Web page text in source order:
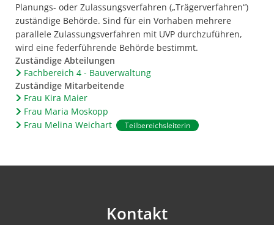
Planungs- oder Zulassungsverfahren („Trägerverfahren“)
zuständige Behörde. Sind für ein Vorhaben mehrere
parallele Zulassungsverfahren mit UVP durchzuführen,
wird eine federführende Behörde bestimmt.
Zuständige Abteilungen
Fachbereich 4 - Bauverwaltung
Zuständige Mitarbeitende
Frau Kira Maier
Frau Maria Moskopp
Frau Melina Weichart
Teilbereichsleiterin
Kontakt